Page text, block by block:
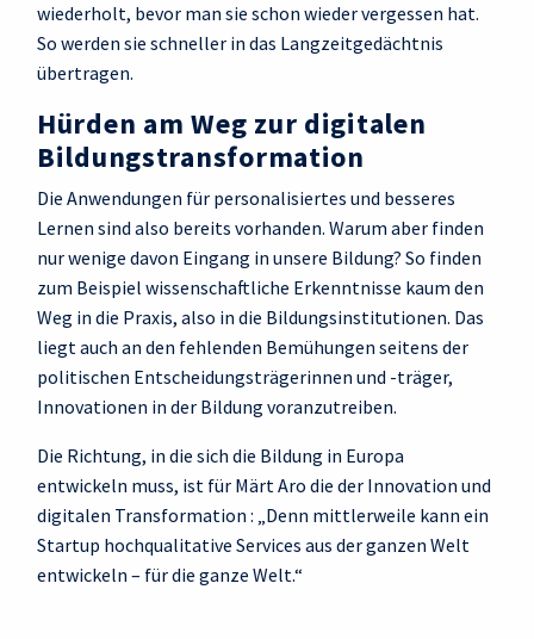
wiederholt, bevor man sie schon wieder vergessen hat.
So werden sie schneller in das Langzeitgedächtnis
übertragen.
Hürden am Weg zur digitalen
Bildungstransformation
Die Anwendungen für personalisiertes und besseres
Lernen sind also bereits vorhanden. Warum aber finden
nur wenige davon Eingang in unsere Bildung? So finden
zum Beispiel wissenschaftliche Erkenntnisse kaum den
Weg in die Praxis, also in die Bildungsinstitutionen. Das
liegt auch an den fehlenden Bemühungen seitens der
politischen Entscheidungsträgerinnen und -träger,
Innovationen in der Bildung voranzutreiben.
Die Richtung, in die sich die Bildung in Europa
entwickeln muss, ist für Märt Aro die der Innovation und
digitalen Transformation : „Denn mittlerweile kann ein
Startup hochqualitative Services aus der ganzen Welt
entwickeln – für die ganze Welt.“